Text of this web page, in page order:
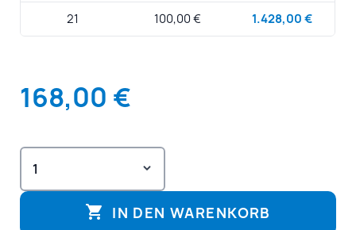
21 100,00 € 1.428,00 €
168,00 €
 IN DEN WARENKORB